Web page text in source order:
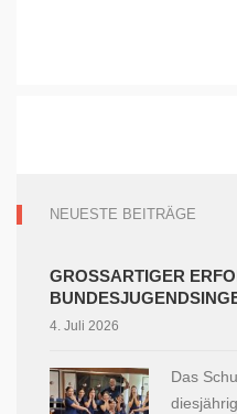
NEUESTE BEITRÄGE
GROSSARTIGER
4. Juli 2026
Das